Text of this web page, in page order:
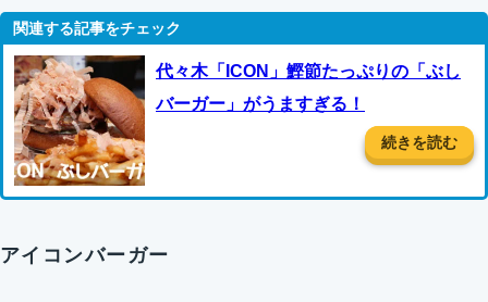
代々木「ICON」鰹節たっぷりの「ぶし
バーガー」がうますぎる！
続きを読む
アイコンバーガー